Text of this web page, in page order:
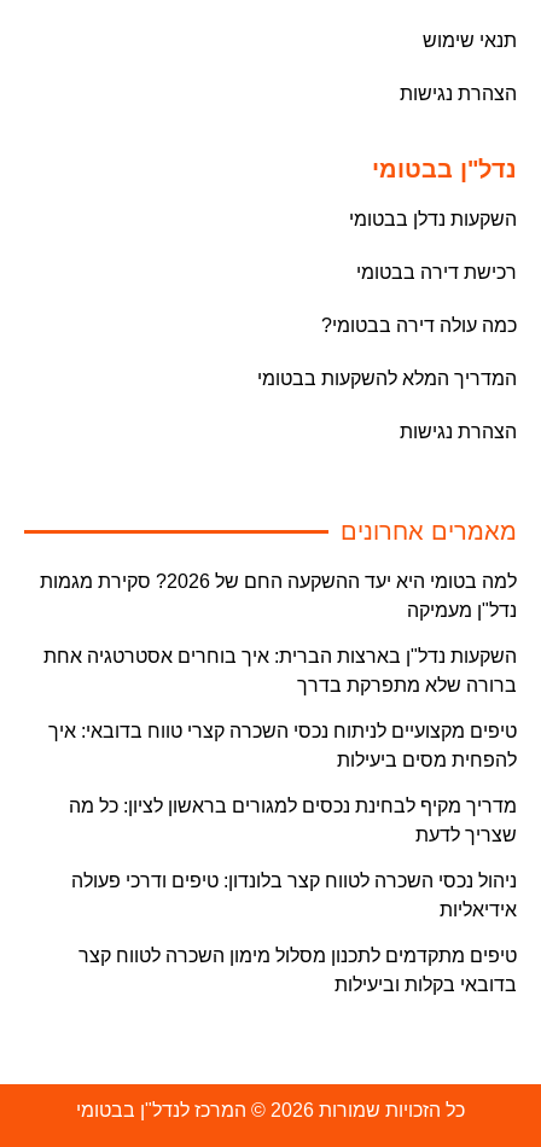
תנאי שימוש
הצהרת נגישות
נדל"ן בבטומי
השקעות נדלן בבטומי
רכישת דירה בבטומי
כמה עולה דירה בבטומי?
המדריך המלא להשקעות בבטומי
הצהרת נגישות
מאמרים אחרונים
למה בטומי היא יעד ההשקעה החם של 2026? סקירת מגמות
נדל"ן מעמיקה
השקעות נדל"ן בארצות הברית: איך בוחרים אסטרטגיה אחת
ברורה שלא מתפרקת בדרך
טיפים מקצועיים לניתוח נכסי השכרה קצרי טווח בדובאי: איך
להפחית מסים ביעילות
מדריך מקיף לבחינת נכסים למגורים בראשון לציון: כל מה
שצריך לדעת
ניהול נכסי השכרה לטווח קצר בלונדון: טיפים ודרכי פעולה
אידיאליות
טיפים מתקדמים לתכנון מסלול מימון השכרה לטווח קצר
בדובאי בקלות וביעילות
כל הזכויות שמורות 2026 © המרכז לנדל"ן בבטומי